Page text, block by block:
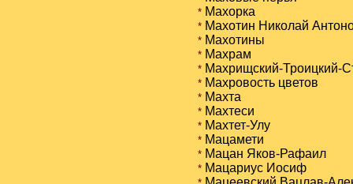
*Махорка
*Махотин Николай
*Махотины
*Махрам
*Махрищский-Троицкий-
*Махровость цветов
*Махта
*Махтеси
*Махтет-Улу
*Мацамети
*Мацан Яков-Рафаил
*Мацариус Иосиф